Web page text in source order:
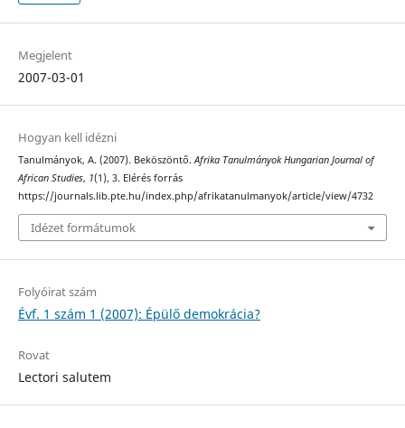
Megjelent
2007-03-01
Hogyan kell idézni
Tanulmányok, A. (2007). Beköszöntő.Afrika Tanulmányok Hungarian Journal of
African Studies, 1(1), 3. Elérés forrás
https://journals.lib.pte.hu/index.php/afrikatanulmanyok/article/view/4732
Idézet formátumok
Folyóirat szám
Évf. 1 szám 1 (2007): Épülő demokrácia?
Rovat
Lectori salutem